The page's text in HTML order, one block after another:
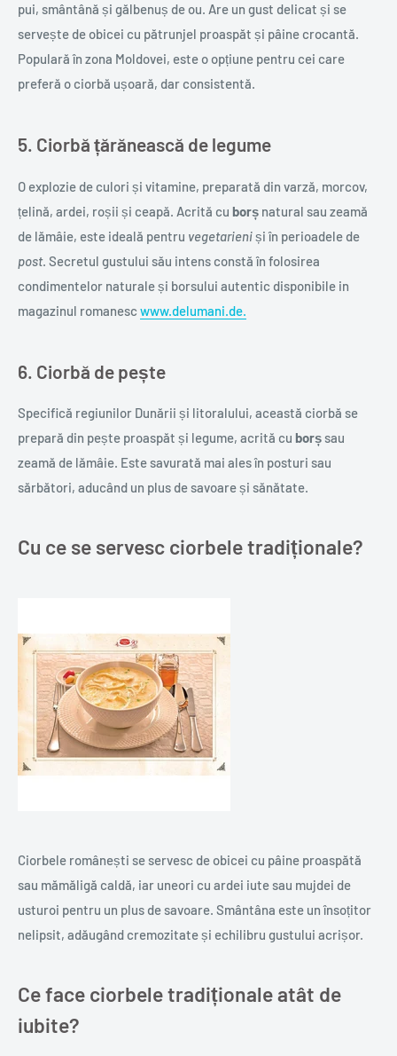
pui, smântână și gălbenuș de ou. Are un gust delicat și se
servește de obicei cu pătrunjel proaspăt și pâine crocantă.
Populară în zona Moldovei, este o opțiune pentru cei care
preferă o ciorbă ușoară, dar consistentă.
5. Ciorbă țărănească de legume
O explozie de culori și vitamine, preparată din varză, morcov,
țelină, ardei, roșii și ceapă. Acrită cu borș natural sau zeamă
de lămâie, este ideală pentru vegetarieniși în perioadele de
post. Secretul gustului său intens constă în folosirea
condimentelor naturale și borsului autentic disponibile in
magazinul romanesc www.delumani.de.
6. Ciorbă de pește
Specifică regiunilor Dunării și litoralului, această ciorbă se
prepară din pește proaspăt și legume, acrită cu borș sau
zeamă de lămâie. Este savurată mai ales în posturi sau
sărbători, aducând un plus de savoare și sănătate.
Cu ce se servesc ciorbele tradiționale?
Ciorbele românești se servesc de obicei cu pâine proaspătă
sau mămăligă caldă, iar uneori cu ardei iute sau mujdei de
usturoi pentru un plus de savoare. Smântâna este un însoțitor
nelipsit, adăugând cremozitate și echilibru gustului acrișor.
Ce face ciorbele tradiționale atât de
iubite?